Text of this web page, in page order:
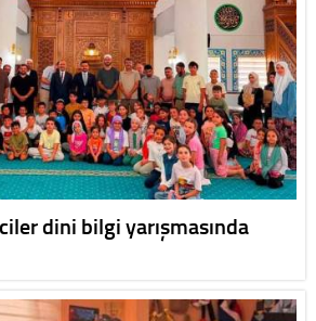
dini bilgi yarışmasında